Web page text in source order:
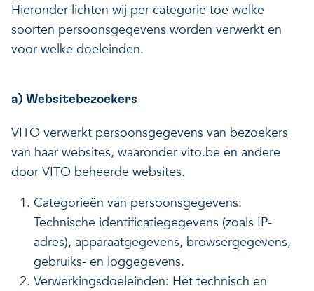
Hieronder lichten wij per categorie toe welke
soorten persoonsgegevens worden verwerkt en
voor welke doeleinden.
a) Websitebezoekers
VITO verwerkt persoonsgegevens van bezoekers
van haar websites, waaronder vito.be en andere
door VITO beheerde websites.
Categorieën van persoonsgegevens:
Technische identificatiegegevens (zoals IP-
adres), apparaatgegevens, browsergegevens,
gebruiks- en loggegevens.
Verwerkingsdoeleinden: Het technisch en